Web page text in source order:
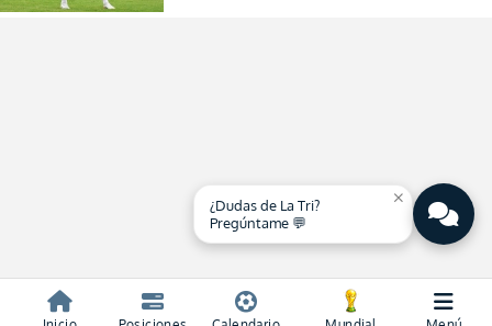
close
¿Dudas de La Tri?
Pregúntame 💬